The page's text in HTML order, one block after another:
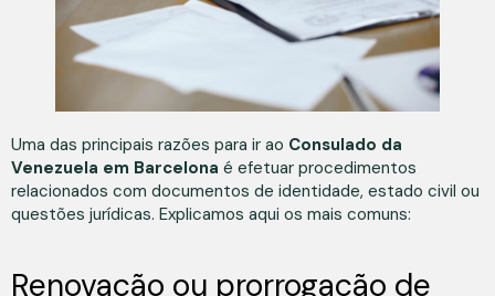
Uma das principais razões para ir ao Consulado da
Venezuela em Barcelona é efetuar procedimentos
relacionados com documentos de identidade, estado civil ou
questões jurídicas. Explicamos aqui os mais comuns:
Renovação ou prorrogação de